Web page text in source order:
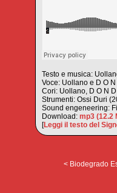
Testo e musica:
Voce: Uollano e D O
Cori: Uollano, D O N
Strumenti: Ossi Duri
Sound engeneering:
Download: mp3 (12.2
[Leggi il testo del
< Biodegrado